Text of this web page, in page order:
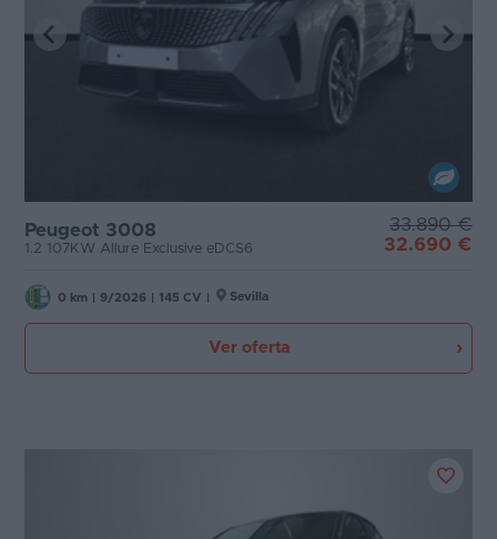
Peugeot 3008
1.2 107KW Allure Exclusive eDCS6
33.890 €
32.690 €
0 km 9/2026 145 CV Sevilla
Ver oferta